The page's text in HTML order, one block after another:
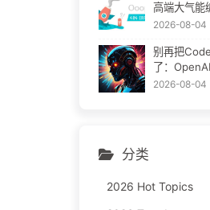
高端大气能
2026-08-04
别再把
了：
践
2026-08-04
分类
2026 Hot Topics